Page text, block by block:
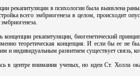
рекапитуляции в психологии была выявлена
всего эмбриогенеза в целом, происходит
концепции рекапитуляции, биогенетический
теоретическая концепция. И если бы ее
и индивидуальным развитием существует связь,
в центре внимания ученых, но идеи Ст. Холла